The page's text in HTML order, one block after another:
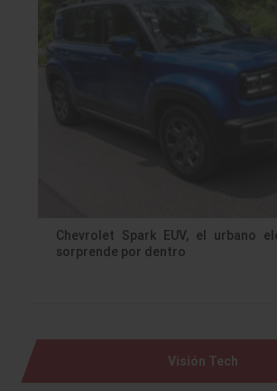
Chevrolet Spark EUV, el urbano
sorprende por dentro
Visión Tech